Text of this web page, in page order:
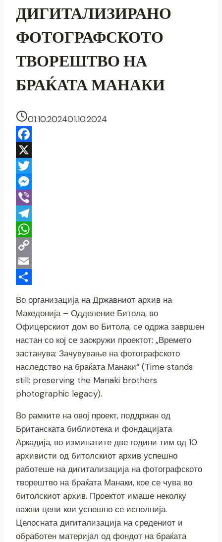
ДИГИТАЛИЗИРАНО
ФОТОГРАФСКОТО
ТВОРЕШТВО НА
БРАЌАТА МАНАКИ
01.10.202401.10.2024
Facebook
X
Twitter
Messenger
Viber
Telegram
WhatsApp
Copy
Link
Email
Во организација на Државниот архив на
Македонија – Одделение Битола, во
Офицерскиот дом во Битола, се одржа завршен
настан со кој се заокружи проектот: „Времето
застанува: Зачувување на фотографското
наследство на браќата Манаки“ (Time stands
still: preserving the Manaki brothers
photographic legacy).
Во рамките на овој проект, поддржан од
Британската библиотека и фондацијата
Аркадија, во изминатите две години тим од 10
архивисти од битолскиот архив успешно
работеше на дигитализација на фотографското
творештво на браќата Манаки, кое се чува во
битолскиот архив. Проектот имаше неколку
важни цели кои успешно се исполнија.
Целосната дигитализација на средениот и
обработен материјал од фондот на браќата